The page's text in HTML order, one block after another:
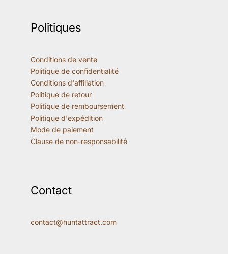
Politiques
Conditions de vente
Politique de confidentialité
Conditions d'affiliation
Politique de retour
Politique de remboursement
Politique d'expédition
Mode de paiement
Clause de non-responsabilité
Contact
contact@huntattract.com